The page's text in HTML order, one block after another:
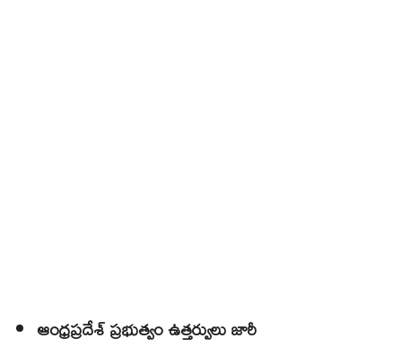
ఆంధ్రప్రదేశ్‌ ప్రభుత్వం ఉత్తర్వులు జారీ